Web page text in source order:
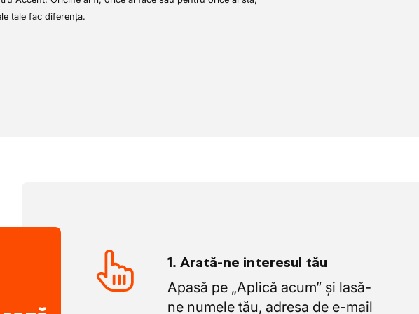
siguranță pe drum.
tale fac diferența.
1. Arată-ne interesul tău
Apasă pe „Aplică acum” și lasă-
ne numele tău, adresa de e-mail